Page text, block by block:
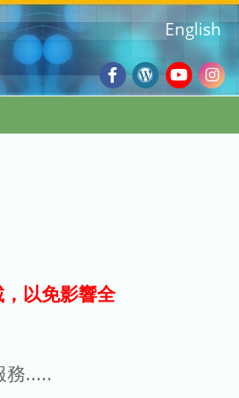
Facebook
Wordpress
Blog
English
以免影響全
務.....